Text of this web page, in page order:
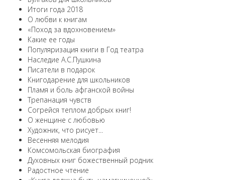
Итоги года 2018
О любви к книгам
«Поход за вдохновением»
Какие ее годы
Популяризация книги в Год театра
Наследие А.С.Пушкина
Писатели в подарок
Книгодарение для школьников
Пламя и боль афганской войны
Трепанация чувств
Согрейся теплом добрых книг!
О женщине с любовью
Художник, что рисует...
Весенняя мелодия
Комсомольская биография
Духовных книг божественный родник
Радостное чтение